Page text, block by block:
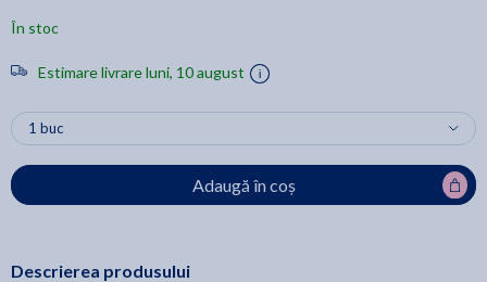
În stoc
Estimare livrare luni, 10 august
Adaugă în coș
Descrierea produsului